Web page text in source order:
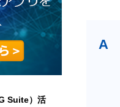
Suite）活
A